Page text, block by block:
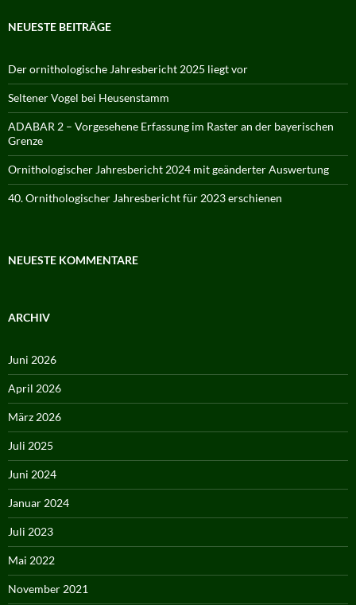
NEUESTE BEITRÄGE
Der ornithologische Jahresbericht 2025 liegt vor
Seltener Vogel bei Heusenstamm
ADABAR 2 – Vorgesehene Erfassung im Raster an der bayerischen
Grenze
Ornithologischer Jahresbericht 2024 mit geänderter Auswertung
40. Ornithologischer Jahresbericht für 2023 erschienen
NEUESTE KOMMENTARE
ARCHIV
Juni 2026
April 2026
März 2026
Juli 2025
Juni 2024
Januar 2024
Juli 2023
Mai 2022
November 2021